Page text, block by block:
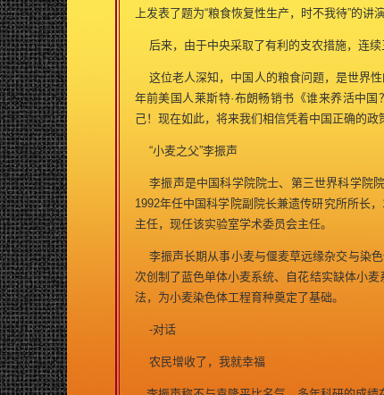
上发表了题为“粮食恢复性生产，时不我待”的讲
后来，由于中央采取了有利的支农措施，连续
这位老人深知，中国人的粮食问题，是世界
年前美国人莱斯特·布朗畅销书《谁来养活中
己！现在如此，将来我们相信凭着中国正确的
“小麦之父”李振声
李振声是中国科学院院士、第三世界科学院
1992年任中国科学院副院长兼遗传研究所所长
主任，现任该实验室学术委员会主任。
李振声长期从事小麦与偃麦草远缘杂交与染
次创制了蓝色单体小麦系统、自花结实缺体小
法，为小麦染色体工程育种奠定了基础。
-对话
农民增收了，我就幸福